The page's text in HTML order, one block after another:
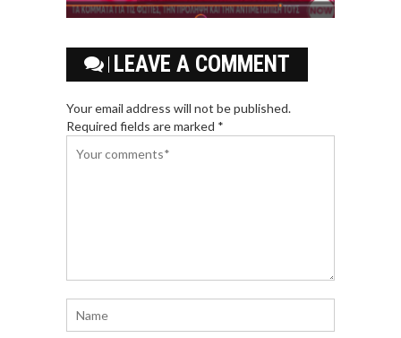
LEAVE A COMMENT
Your email address will not be published.
Required fields are marked *